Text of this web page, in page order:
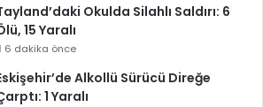
Okulda Silahlı Saldırı: 6
15 Yaralı
6 dakika önce
Alkollü Sürücü Direğe
1 Yaralı